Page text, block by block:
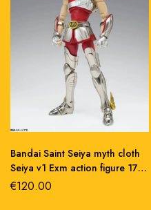
Bandai Saint Seiya myth cloth
Seiya v1 Exm action figure 17
cm
€120.00